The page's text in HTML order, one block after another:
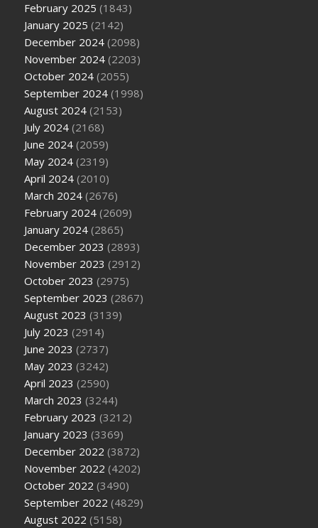
February 2025 (1843)
January 2025 (2142)
December 2024 (2098)
November 2024 (2203)
October 2024 (2055)
September 2024 (1998)
August 2024 (2153)
July 2024 (2168)
June 2024 (2059)
May 2024 (2319)
April 2024 (2010)
March 2024 (2676)
February 2024 (2609)
January 2024 (2865)
December 2023 (2893)
November 2023 (2912)
October 2023 (2975)
September 2023 (2867)
August 2023 (3139)
July 2023 (2914)
June 2023 (2737)
May 2023 (3242)
April 2023 (2590)
March 2023 (3244)
February 2023 (3212)
January 2023 (3369)
December 2022 (3872)
November 2022 (4202)
October 2022 (3490)
September 2022 (4829)
August 2022 (5158)